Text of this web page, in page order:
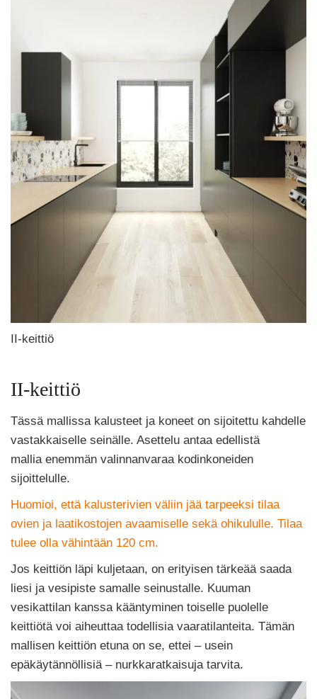
II-keittiö
II-keittiö
Tässä mallissa kalusteet ja koneet on sijoitettu kahdelle
vastakkaiselle seinälle. Asettelu antaa edellistä
mallia enemmän valinnanvaraa kodinkoneiden
sijoittelulle.
Huomioi, että kalusterivien väliin jää tarpeeksi tilaa
ovien ja laatikostojen avaamiselle sekä ohikululle. Tilaa
tulee olla vähintään 120 cm.
Jos keittiön läpi kuljetaan, on erityisen tärkeää saada
liesi ja vesipiste samalle seinustalle. Kuuman
vesikattilan kanssa kääntyminen toiselle puolelle
keittiötä voi aiheuttaa todellisia vaaratilanteita. Tämän
mallisen keittiön etuna on se, ettei – usein
epäkäytännöllisiä – nurkkaratkaisuja tarvita.